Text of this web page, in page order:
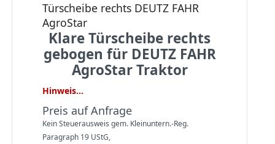
Türscheibe rechts DEUTZ FAHR
AgroStar
Klare Türscheibe rechts
gebogen für DEUTZ FAHR
AgroStar Traktor
Hinweis...
Preis auf Anfrage
Kein Steuerausweis gem. Kleinuntern.-Reg.
Paragraph 19 UStG,